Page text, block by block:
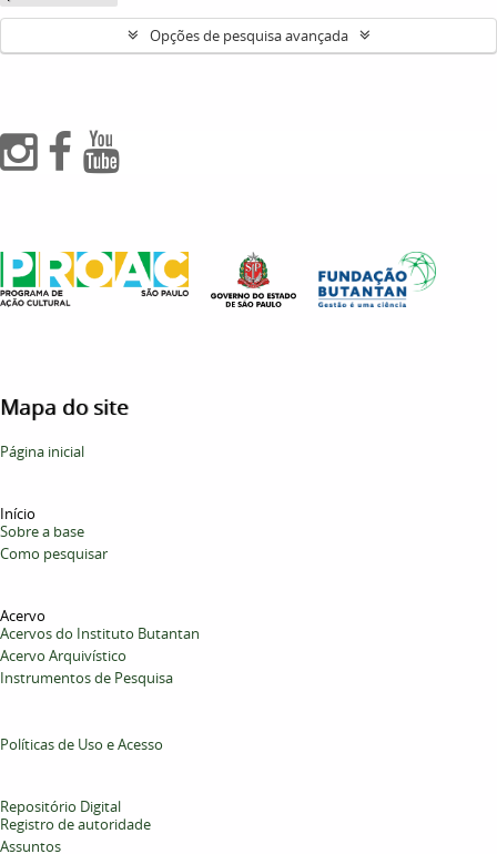
Opções de pesquisa avançada
Mapa do site
Página inicial
Início
Sobre a base
Como pesquisar
Acervo
Acervos do Instituto Butantan
Acervo Arquivístico
Instrumentos de Pesquisa
Políticas de Uso e Acesso
Repositório Digital
Registro de autoridade
Assuntos